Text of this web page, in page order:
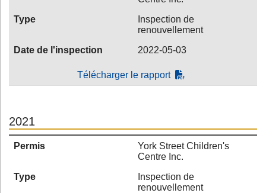
Type
Inspection de
renouvellement
Date de l'inspection
2022-05-03
Télécharger le rapport
2021
Permis
York Street Children's
Centre Inc.
Type
Inspection de
renouvellement